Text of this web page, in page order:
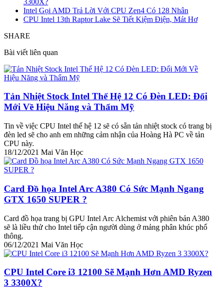
Intel Gọi AMD Trả Lời Với CPU Zen4 Có 128 Nhân
CPU Intel 13th Raptor Lake Sẽ Tiết Kiệm Điện, Mát Hơ
SHARE
Bài viết liên quan
Tản Nhiệt Stock Intel Thế Hệ 12 Có Đèn LED: Đổi
Mới Về Hiệu Năng và Thẩm Mỹ
Tin về việc CPU Intel thế hệ 12 sẽ có sẵn tản nhiệt stock có trang bị
đèn led sẽ cho anh em những cảm nhận của Hoàng Hà PC về tản
CPU này.
18/12/2021 Mai Văn Học
Card Đồ họa Intel Arc A380 Có Sức Mạnh Ngang
GTX 1650 SUPER ?
Card đồ họa trang bị GPU Intel Arc Alchemist với phiên bản A380
sẽ là liều thử cho Intel tiếp cận người dùng ở mảng phân khúc phổ
thông.
06/12/2021 Mai Văn Học
CPU Intel Core i3 12100 Sẽ Mạnh Hơn AMD Ryzen
3 3300X?